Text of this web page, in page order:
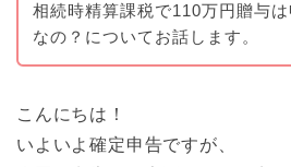
相続時精算課税で110万円贈与
なの？についてお話します。
こんにちは！
いよいよ確定申告ですが、